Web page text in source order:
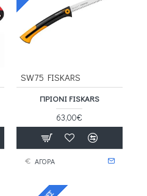
SW75 FISKARS
ΠΡΙΌΝΙ FISKARS
63,00€
ΑΓΟΡΑ